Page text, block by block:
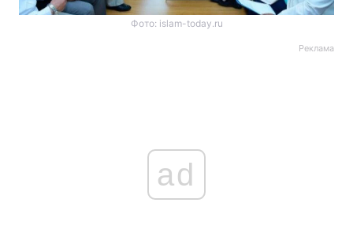
Фото: islam-today.ru
Реклама
ad